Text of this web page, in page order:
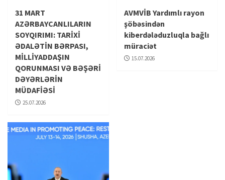
31 MART
AZƏRBAYCANLILARIN
SOYQIRIMI: TARİXİ
ƏDALƏTİN BƏRPASI,
MİLLİYADDAŞIN
QORUNMASI VƏ BƏŞƏRİ
DƏYƏRLƏRİN
MÜDAFİƏSİ
25.07.2026
AVMVİB Yardımlı rayon
şöbəsindən
kiberdələduzluqla bağlı
müraciət
15.07.2026